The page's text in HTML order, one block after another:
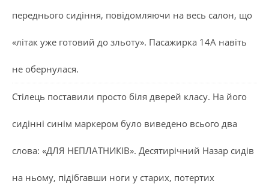
переднього сидіння, повідомляючи на весь салон, що
«літак уже готовий до зльоту». Пасажирка 14А навіть
не обернулася.
Стілець поставили просто біля дверей класу. На його
сидінні синім маркером було виведено всього два
слова: «ДЛЯ НЕПЛАТНИКІВ». Десятирічний Назар сидів
на ньому, підібгавши ноги у старих, потертих